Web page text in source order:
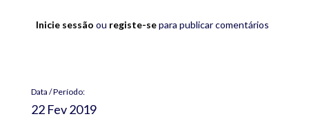
Inicie sessão ou registe-separa publicar comentários
Data / Período:
22 Fev 2019